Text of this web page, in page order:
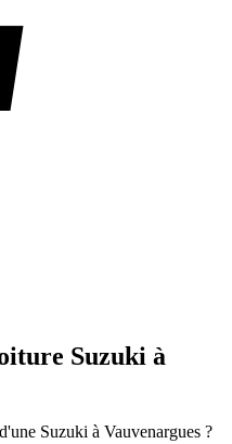
Suzuki à
Suzuki à Vauvenargues ?